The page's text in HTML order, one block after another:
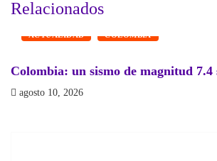
Relacionados
ACTUALIDAD COLOMBIA
Colombia: un sismo de magnitud 7.4
agosto 10, 2026